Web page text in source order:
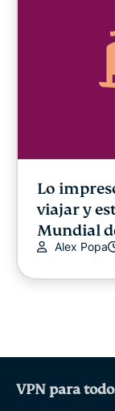
Lo
viajar y
Mundial
Alex Popa
VPN para